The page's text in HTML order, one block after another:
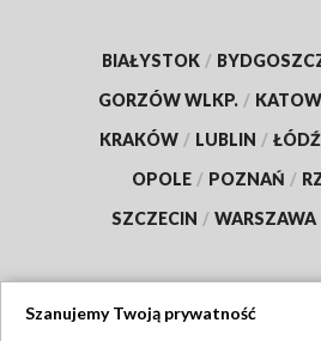
BIAŁYSTOK /
GORZÓW WLKP. /
KRAKÓW / LUBLIN / ŁÓDŹ
OPOLE / POZNAŃ /
SZCZECIN / WARSZAWA
Szanujemy Twoją prywatność